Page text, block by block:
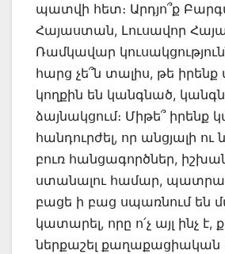
պատվի հետ։ Արդյո՞ք
Հայաստան, Լուսավոր
Ռամկավար
հարց չե՞ն տալիս, թե իրենք
կողքին են կանգնած,
ձայնակցում։ Միթե՞ իրենք
հանդուրժել, որ անցյալի ու
բուռ հանցագործներ,
ստանալու համար,
բացե ի բաց սպառնում են
կատարել, որը ո՛չ այլ ինչ է,
ներքաշել